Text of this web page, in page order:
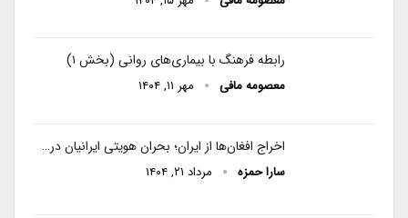
رابطه فرهنگ با بیماری‌های روانی (بخش ۱)
معصومه مافی مهر ۱۱, ۱۴۰۴
اخراج افغان‌ها از ایران؛ بحران هویتی ایرانیان در…
سارا حمزه مرداد ۲۱, ۱۴۰۴